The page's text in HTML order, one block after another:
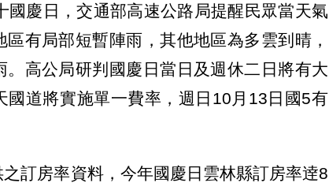
國慶日，交通部高速公路局提醒民眾當天氣
有局部短暫陣雨，其他地區為多雲到晴，
高公局研判國慶日當日及週休二日將有大
國道將實施單一費率，週日10月13日國5有
訂房率資料，今年國慶日雲林縣訂房率逹8